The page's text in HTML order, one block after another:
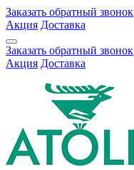
Заказать обратный звонок
Акция Доставка
Заказать обратный звонок
Акция Доставка